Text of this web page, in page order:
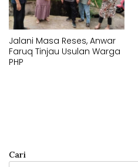
Jalani Masa Reses, Anwar
Faruq Tinjau Usulan Warga
PHP
Cari